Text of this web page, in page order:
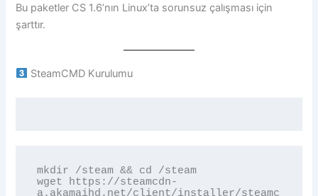
Bu paketler CS 1.6’nın Linux’ta sorunsuz çalışması için
şarttır.
SteamCMD Kurulumu
mkdir /steam && cd /steam
wget https://steamcdn-
a.akamaihd.net/client/installer/steamc